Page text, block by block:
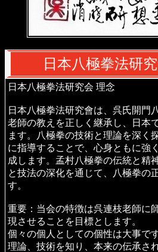
日本八極拳法研
日本八極拳法研究会 理念
日本八極拳法研究會は、呉氏開門
老師の教えを正しく継承し、日本
ます。八極拳の技術と理論を深く
に指導することで、心身ともに強
成します。孟村八極拳の伝統と精
と技法の深化を通じて、八極拳の
す。
重要：当会の特徴は呉連枝老師に
現させることを目標とします。
個々の個人としての個性は大事で
理論、技術を知り、本来の伝承さ